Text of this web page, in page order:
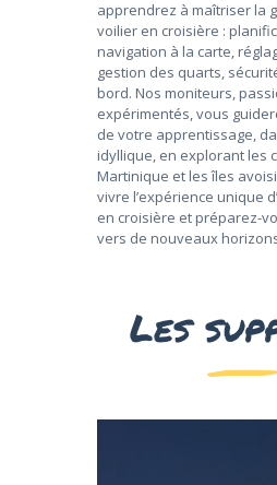
apprendrez à maîtriser la
voilier en croisière :
navigation à la carte,
gestion des quarts,
bord. Nos moniteurs,
expérimentés, vous
de votre apprentissage,
idyllique, en explorant les
Martinique et les îles
vivre l’expérience unique
en croisière et préparez-
vers de nouveaux
Les
dans des conditions